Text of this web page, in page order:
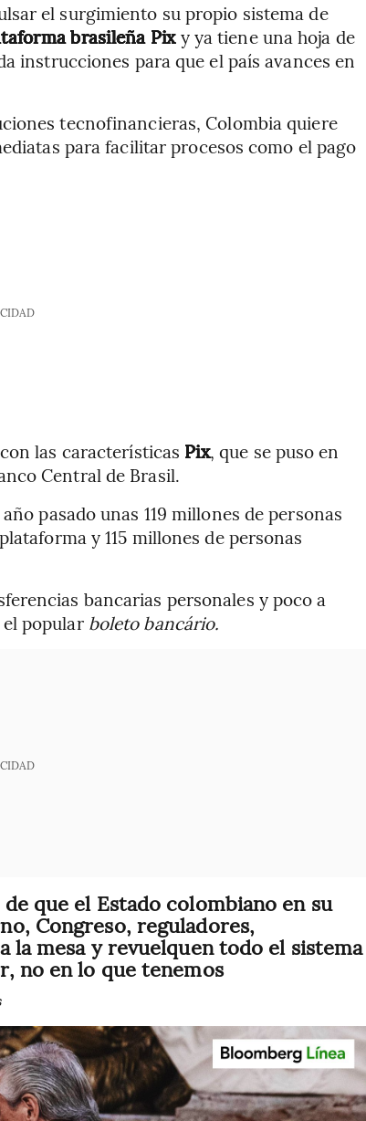
el surgimiento su propio sistema de
brasileña Pixy ya tiene una hoja de
instrucciones para que el país avances en
tecnofinancieras, Colombia quiere
para facilitar procesos como el pago
las características Pix, que se puso en
Central de Brasil.
pasado unas 119 millones de personas
y 115 millones de personas
bancarias personales y poco a
popular boleto bancário.
que el Estado colombiano en su
Congreso, reguladores,
la mesa y revuelquen todo el sistema
no en lo que tenemos